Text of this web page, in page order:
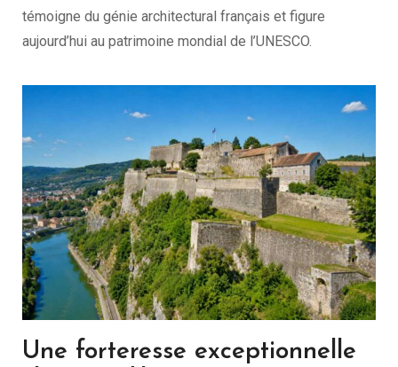
témoigne du génie architectural français et figure
aujourd’hui au patrimoine mondial de l’UNESCO.
Une forteresse exceptionnelle